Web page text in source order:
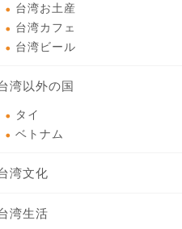
台湾お土産
台湾カフェ
台湾ビール
湾以外の国
タイ
ベトナム
湾文化
湾生活